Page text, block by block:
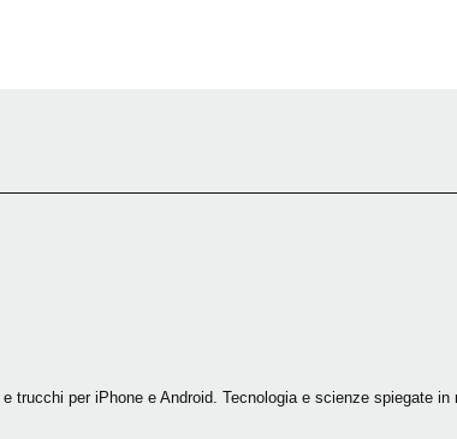
trucchi per iPhone e Android. Tecnologia e scienze spiegate in